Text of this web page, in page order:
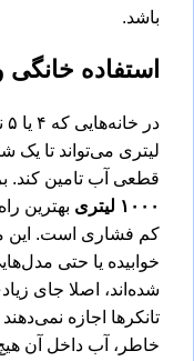
باشد.
استفاده
لیتری می‌تواند تا یک
قطعی آب تامین کند.
۱۰۰۰ لیتری بهترین
کم ‌فشاری است. این
خوابیده یا حتی
شده‌اند، اصلا جای
تانکرها اجازه
خاطر، آب داخل آن